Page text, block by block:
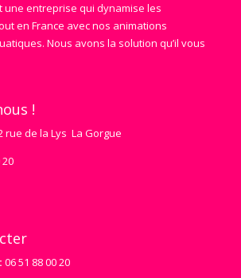
une entreprise qui dynamise les
en France avec nos animations
Nous avons la solution qu’il vous
!
rue de la Lys La Gorgue
20
06 51 88 00 20